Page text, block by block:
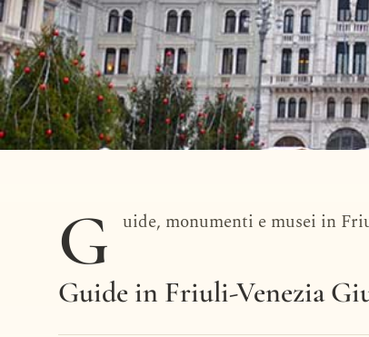
DESTINAZIONE · ITALIA
Friuli-
G uide, monumenti e musei in
Guide in Friuli-Venezia